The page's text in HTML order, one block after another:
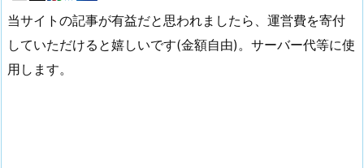
当サイトの記事が有益だと思われましたら、運営費を寄付
していただけると嬉しいです(金額自由)。サーバー代等に使
用します。